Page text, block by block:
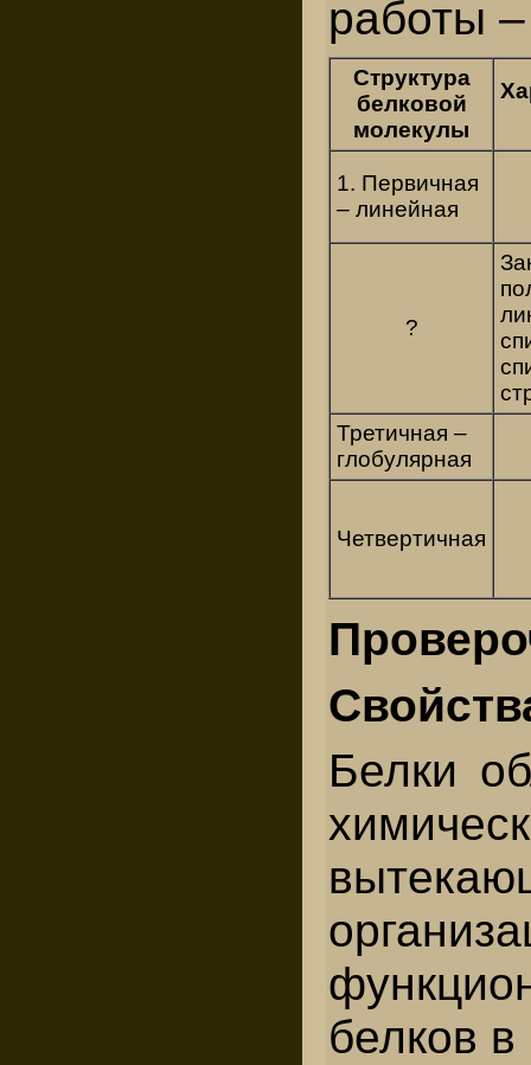
работы
Структура
белковой
молекулы
1. Первичная
– линейная
?
Третичная –
глобулярная
Четвертичная
Белки
белков в